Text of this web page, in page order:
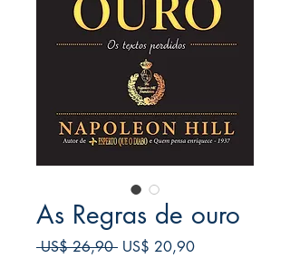
As Regras de ouro
US$ 26,90 Preço
US$ 20,90Preço